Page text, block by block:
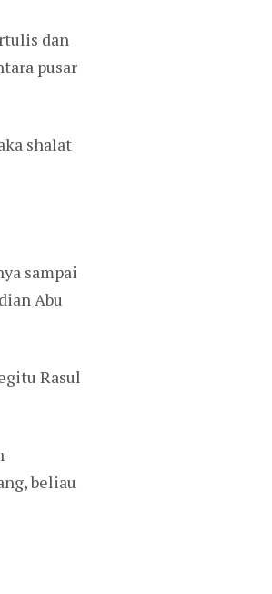
dan
pusar
shalat
sampai
Abu
Rasul
beliau